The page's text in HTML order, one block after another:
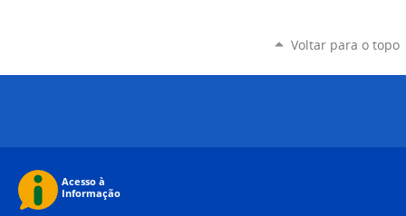
Voltar para o topo